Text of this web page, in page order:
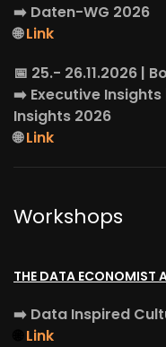
➡️ Daten-WG 2026
🌐Link
📅 25.- 26.11.2026 |
➡️ Executive Insights
Insights 2026
🌐Link
Workshops
THE DATA ECONOMIST
➡️ Data Inspired
Link